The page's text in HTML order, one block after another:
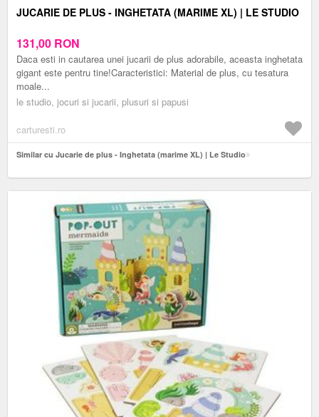
JUCARIE DE PLUS - INGHETATA (MARIME XL) | LE STUDIO
131,00 RON
Daca esti in cautarea unei jucarii de plus adorabile, aceasta inghetata
gigant este pentru tine!Caracteristici: Material de plus, cu tesatura
moale...
le studio, jocuri si jucarii, plusuri si papusi
carturesti.ro
Similar cu Jucarie de plus - Inghetata (marime XL) | Le Studio